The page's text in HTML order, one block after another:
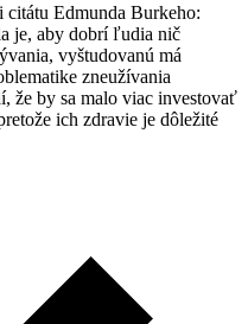
Edmunda Burkeho:
je, aby dobrí ľudia nič
vyštudovanú má
zneužívania
že by sa malo viac investovať
ich zdravie je dôležité